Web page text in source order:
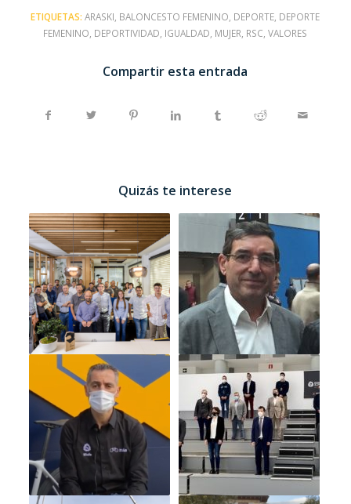
ETIQUETAS: ARASKI BALONCESTO FEMENINO DEPORTE DEPORTE
FEMENINO DEPORTIVIDAD IGUALDAD MUJER RSC ,VALORES
Compartir esta entrada
Quizás te interese